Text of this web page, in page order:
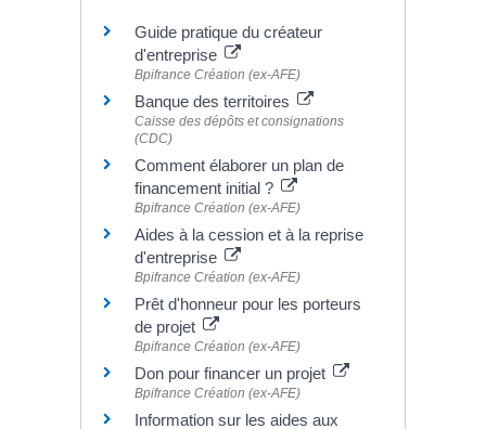
Guide pratique du créateur
d'entreprise
Bpifrance Création (ex-AFE)
Banque des territoires
Caisse des dépôts et consignations
(CDC)
Comment élaborer un plan de
financement initial ?
Bpifrance Création (ex-AFE)
Aides à la cession et à la reprise
d'entreprise
Bpifrance Création (ex-AFE)
Prêt d'honneur pour les porteurs
de projet
Bpifrance Création (ex-AFE)
Don pour financer un projet
Bpifrance Création (ex-AFE)
Information sur les aides aux